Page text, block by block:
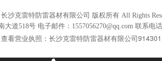
长沙克雷特防雷器材有限公司 版权所有 All Rights
道518号 电子邮件：1557056270@qq.com 联系电话
查看营业执照： 长沙克雷特防雷器材有限公司